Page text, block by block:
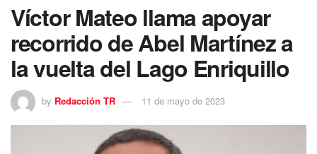
Víctor Mateo llama apoyar
recorrido de Abel Martínez a
la vuelta del Lago Enriquillo
by Redacción TR 11 de mayo de 2023